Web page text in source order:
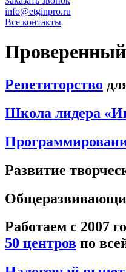
info@etginpro.ru
Все контакты
Репетиторство
Школа лидера
Развитие
Работаем с 2007
50 центров по